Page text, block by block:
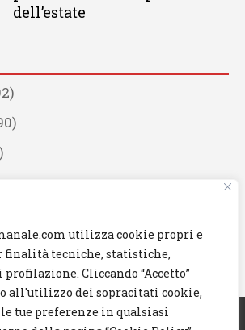
utilizza cookie propri e
finalità tecniche, statistiche,
Cliccando “Accetto”
all'utilizzo dei sopracitati cookie,
tue preferenze in qualsiasi
dell’estate